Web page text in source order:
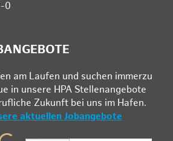
0
am Lau­fen und su­chen im­mer­zu
in un­se­re HPA Stel­len­an­ge­bo­te
Zu­kunft bei uns im Ha­fen.
aktuellen Jobangebote